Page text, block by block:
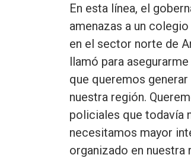
En esta línea, el
amenazas a un
en el sector norte de
llamó para
que queremos
nuestra región.
policiales que todavía
necesitamos mayor
organizado en